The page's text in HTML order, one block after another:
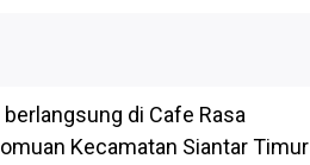
di Cafe Rasa
Kecamatan Siantar Timur